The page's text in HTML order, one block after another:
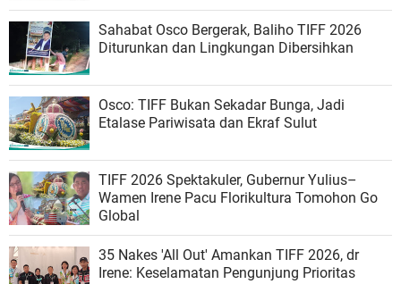
Sahabat Osco Bergerak, Baliho TIFF 2026
Diturunkan dan Lingkungan Dibersihkan
Osco: TIFF Bukan Sekadar Bunga, Jadi
Etalase Pariwisata dan Ekraf Sulut
TIFF 2026 Spektakuler, Gubernur Yulius–
Wamen Irene Pacu Florikultura Tomohon Go
Global
35 Nakes 'All Out' Amankan TIFF 2026, dr
Irene: Keselamatan Pengunjung Prioritas